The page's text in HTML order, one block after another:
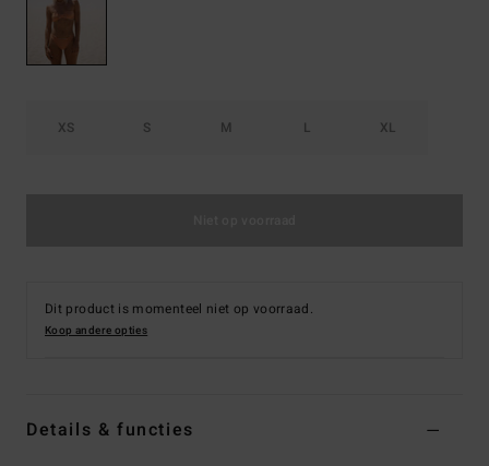
XS S M L XL
Dit product is momenteel niet op voorraad.
Koop andere opties
Details & functies